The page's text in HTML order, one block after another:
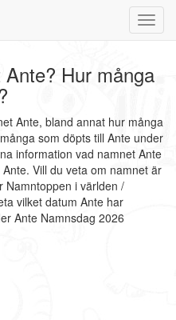
Hur många
Ante, bland annat hur många
som döpts till Ante under
information vad namnet Ante
Vill du veta om namnet är
Namntoppen i världen /
vilket datum Ante har
Ante Namnsdag 2026